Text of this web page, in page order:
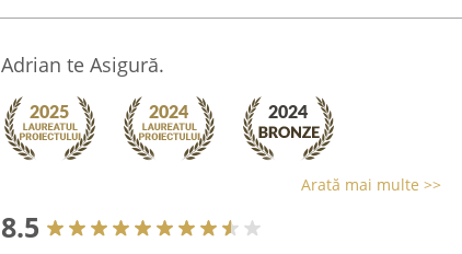
Adrian te Asigură.
Arată mai multe >>
8.5